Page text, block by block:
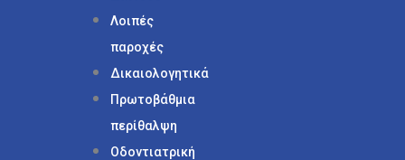
Λοιπές
παροχές
Δικαιολογητικά
Πρωτοβάθμια
περίθαλψη
Οδοντιατρική